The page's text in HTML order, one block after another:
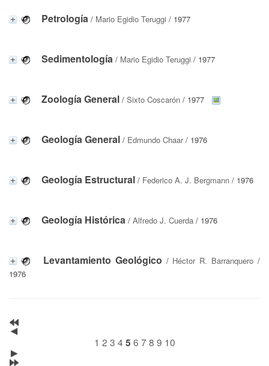
Petrología / Mario Egidio Teruggi / 1977
Sedimentología / Mario Egidio Teruggi / 1977
Zoología General / Sixto Coscarón / 1977
Geología General / Edmundo Chaar/ 1976
Geología Estructural / Federico A. J. Bergmann / 1976
Geología Histórica / Alfredo J. Cuerda / 1976
Levantamiento Geológico / Héctor R. Barranquero /
1976
1 2 3 4 5 6 7 8 9 10